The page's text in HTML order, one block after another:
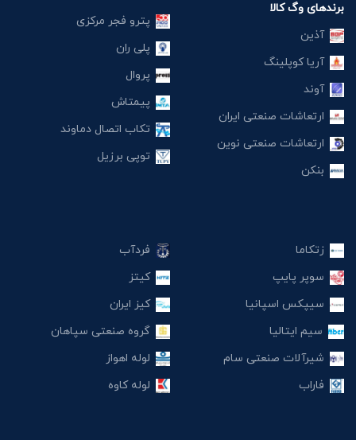
برندهای وگ کالا
آذین
آریا کوپلینگ
آوند
ارتعاشات صنعتی ایران
ارتعاشات صنعتی نوین
بنکن
پترو فجر مرکزی
پلی ران
پروال
پیمتاش
تکاب اتصال دماوند
توپی برزیل
زتکاما
سوپر پایپ
سیپکس اسپانیا
سیم ایتالیا
شیرآلات صنعتی سام
فاراب
فردآب
کیتز
کیز ایران
گروه صنعتی سپاهان
لوله اهواز
لوله کاوه